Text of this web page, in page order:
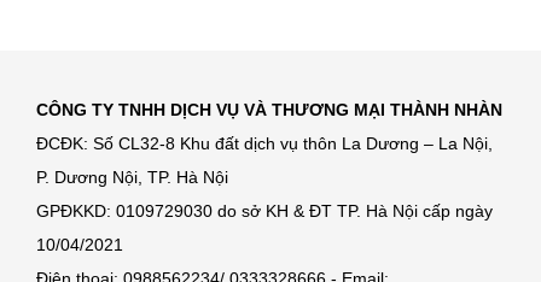
CÔNG TY TNHH DỊCH VỤ VÀ THƯƠNG MẠI THÀNH NHÀN
ĐCĐK: Số CL32-8 Khu đất dịch vụ thôn La Dương – La Nội,
P. Dương Nội, TP. Hà Nội
GPĐKKD: 0109729030 do sở KH & ĐT TP. Hà Nội cấp ngày
10/04/2021
Điện thoại: 0988562234/ 0333328666 - Email: